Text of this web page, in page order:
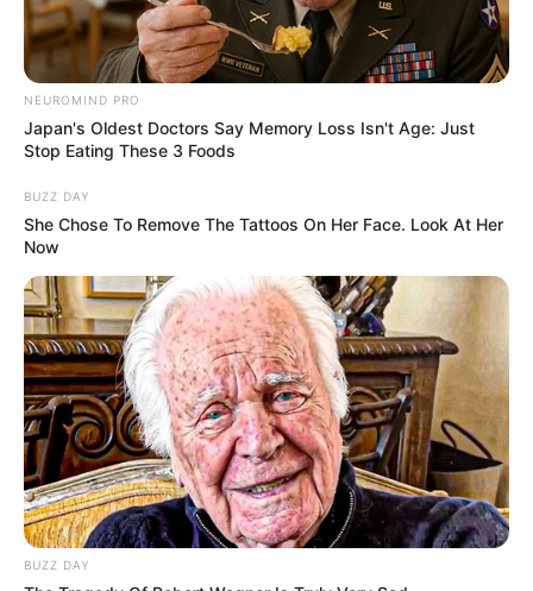
Kekayaan
Tidak diketahui pasti berapa total kekayaan Sarah Samantha,
kekayaannya berasal dari kariernya sebagai aktris, model.
NEUROMIND PRO
Japan's Oldest Doctors Say Memory Loss Isn't Age: Just
Stop Eating These 3 Foods
BUZZ DAY
She Chose To Remove The Tattoos On Her Face. Look At Her
Now
BUZZ DAY